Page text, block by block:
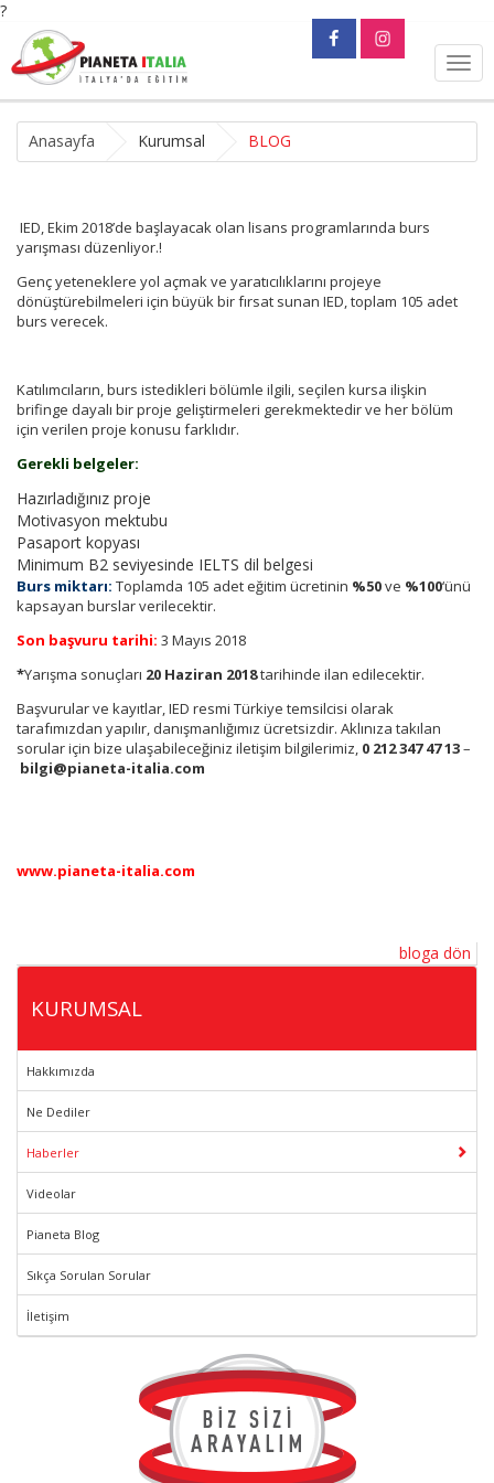
?
Anasayfa Kurumsal BLOG
IED, Ekim 2018’de başlayacak olan lisans programlarında burs
yarışması düzenliyor.!
Genç yeteneklere yol açmak ve yaratıcılıklarını projeye
dönüştürebilmeleri için büyük bir fırsat sunan IED, toplam 105 adet
burs verecek.
Katılımcıların, burs istedikleri bölümle ilgili, seçilen kursa ilişkin
brifinge dayalı bir proje geliştirmeleri gerekmektedir ve her bölüm
için verilen proje konusu farklıdır.
Gerekli belgeler:
Hazırladığınız proje
Motivasyon mektubu
Pasaport kopyası
Minimum B2 seviyesinde IELTS dil belgesi
Burs miktarı: Toplamda 105 adet eğitim ücretinin %50ve %100‘ünü
kapsayan burslar verilecektir.
Son başvuru tarihi: 3 Mayıs 2018
*Yarışma sonuçları 20 Haziran 2018tarihinde ilan edilecektir.
Başvurular ve kayıtlar, IED resmi Türkiye temsilcisi olarak
tarafımızdan yapılır, danışmanlığımız ücretsizdir. Aklınıza takılan
sorular için bize ulaşabileceğiniz iletişim bilgilerimiz, 0 212 347 47 13–
bilgi@pianeta-italia.com
www.pianeta-italia.com
bloga dön
KURUMSAL
Hakkımızda
Ne Dediler
Haberler
Videolar
Pianeta Blog
Sıkça Sorulan Sorular
İletişim